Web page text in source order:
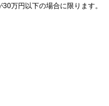
30万円以下の場合に限ります。